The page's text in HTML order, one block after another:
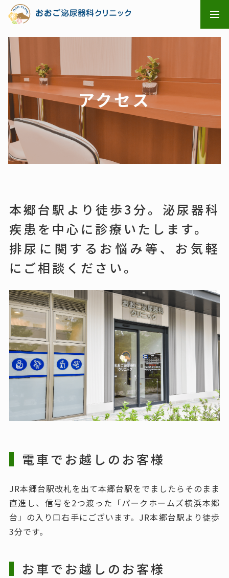
メニ
アクセス
本郷台駅より徒歩3分。泌尿器科
疾患を中心に診療いたします。
排尿に関するお悩み等、お気軽
にご相談ください。
電車でお越しのお客様
JR本郷台駅改札を出て本郷台駅をでましたらそのまま
直進し、信号を2つ渡った「パークホームズ横浜本郷
台」の入り口右手にございます。JR本郷台駅より徒歩
3分です。
お車でお越しのお客様